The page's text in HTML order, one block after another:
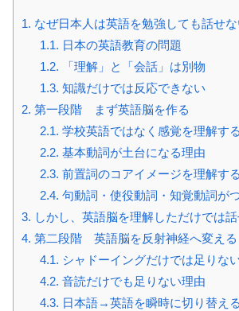
1. なぜ日本人は英語を勉強しても話せ
1.1. 日本の英語教育の問題
1.2. 「理解」と「会話」は別物
1.3. 知識だけでは反応できない
2. 第一段階 まず英語脳を作る
2.1. 学校英語ではなく感覚を理解する
2.2. 基本動詞が土台になる理由
2.3. 前置詞のコアイメージを理解す
2.4. 句動詞・使役動詞・知覚動詞が
3. しかし、英語脳を理解しただけでは
4. 第二段階 英語脳を反射神経へ変える
4.1. シャドーイングだけでは足りな
4.2. 音読だけでも足りない理由
4.3. 日本語→英語を瞬時に切り替え